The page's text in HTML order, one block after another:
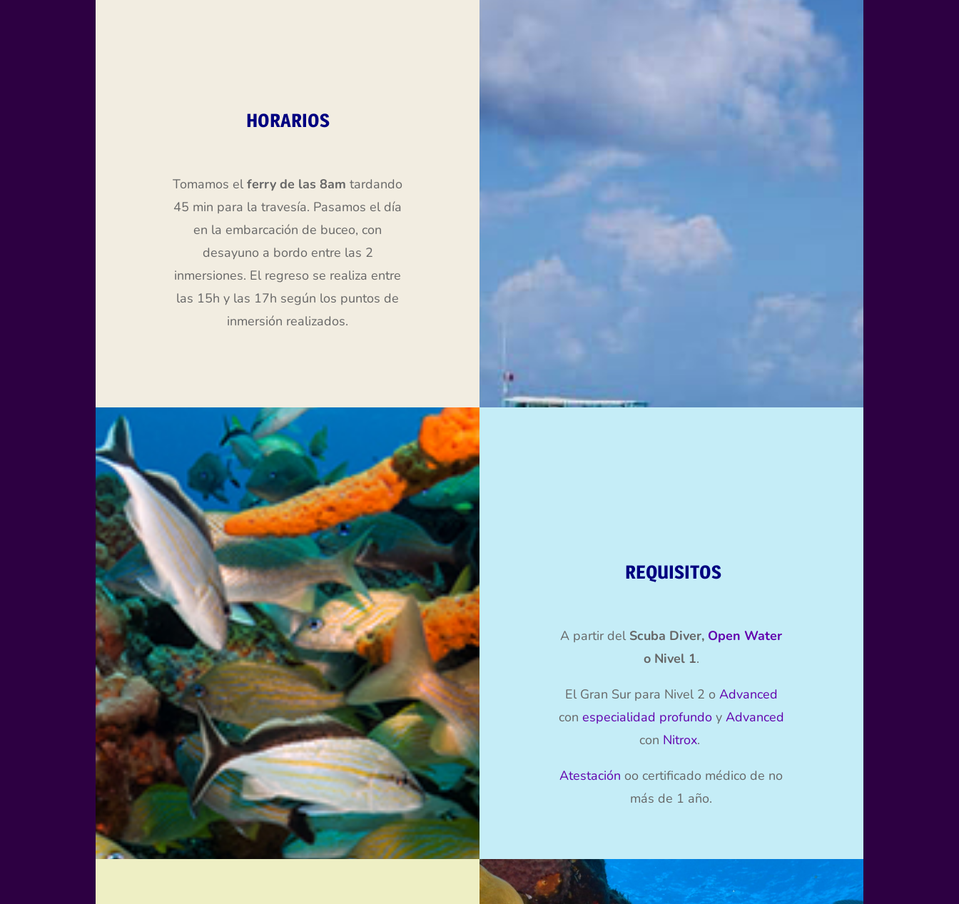
HORARIOS
Tomamos elferry de las 8amtardando
45 min para la travesía. Pasamos el día
en la embarcación de buceo, con
desayuno a bordo entre las 2
inmersiones. El regreso se realiza entre
las 15h y las 17h según los puntos de
inmersión realizados.
REQUISITOS
A partir del Scuba Diver, Open Water
o Nivel 1.
El Gran Sur para Nivel 2 o Advanced
con especialidad profundoy Advanced
con Nitrox.
Atestación oo certificado médico de no
más de 1 año.